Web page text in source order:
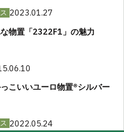
2023.01.27
物置「2322F1」の魅力
こいいユーロ物置®︎シルバー
2022.05.24